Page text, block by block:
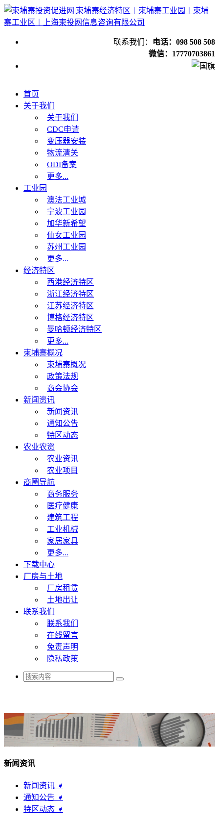
联系我们：
电话：098 508 508
微信：17770703861
首页
关于我们
关于我们
CDC申请
变压器安装
物流清关
ODI备案
更多...
工业园
澳法工业城
宁波工业园
加华新希望
仙女工业园
苏州工业园
更多...
经济特区
西港经济特区
浙江经济特区
江苏经济特区
博格经济特区
曼哈顿经济特区
更多...
柬埔寨概况
柬埔寨概况
政策法规
商会协会
新闻资讯
新闻资讯
通知公告
特区动态
农业农资
农业资讯
农业项目
商圈导航
商务服务
医疗健康
建筑工程
工业机械
家居家具
更多...
下载中心
厂房与土地
厂房租赁
土地出让
联系我们
联系我们
在线留言
免责声明
隐私政策
新闻资讯
新闻资讯 ➧
通知公告 ➧
特区动态 ➧